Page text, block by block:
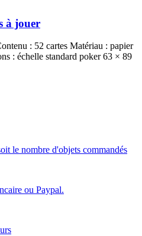
à jouer
: 52 cartes Matériau : papier
: échelle standard poker 63 × 89
le nombre d'objets commandés
ou Paypal.